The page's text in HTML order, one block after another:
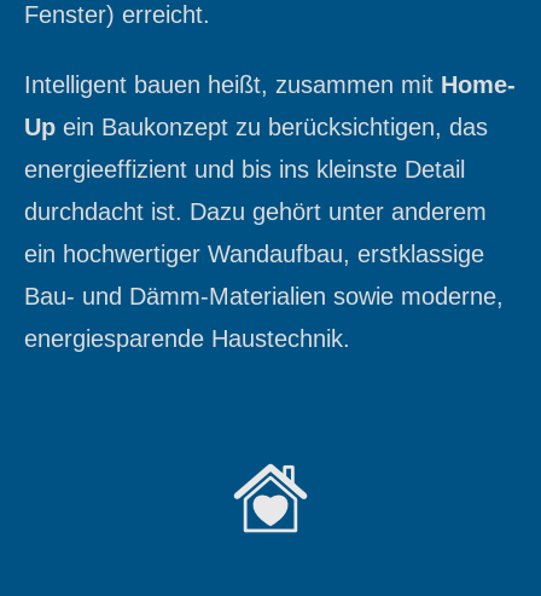
Fenster) erreicht.
Intelligent bauen heißt, zusammen mit Home-
Up ein Baukonzept zu berücksichtigen, das
energieeffizient und bis ins kleinste Detail
durchdacht ist. Dazu gehört unter anderem
ein hochwertiger Wandaufbau, erstklassige
Bau- und Dämm-Materialien sowie moderne,
energiesparende Haustechnik.